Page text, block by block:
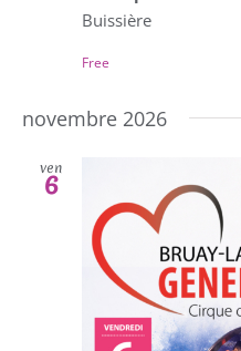
Buissière
Free
novembre 2026
ven
6